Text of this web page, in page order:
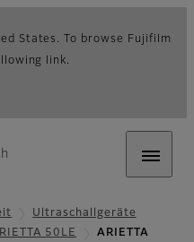
States. To browse Fujifilm
link.
Ultraschallgeräte
50LE
ARIETTA